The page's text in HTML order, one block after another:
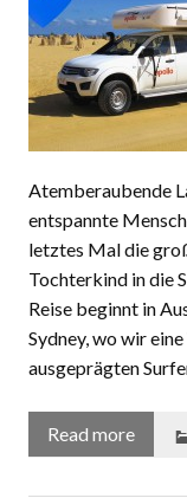
Atemberaubende
entspannte
letztes Mal die
Tochterkind in die
Reise beginnt in
Sydney, wo wir
ausgeprägten
Read more